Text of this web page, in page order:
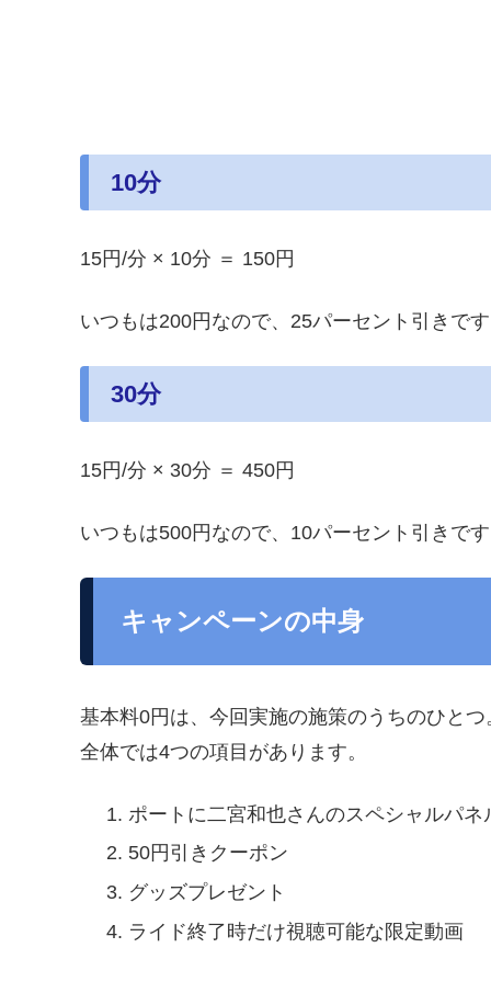
10分
15円/分 × 10分 ＝ 150円
いつもは200円なので、25パーセント引きで
30分
15円/分 × 30分 ＝ 450円
いつもは500円なので、10パーセント引きで
キャンペーンの中身
基本料0円は、今回実施の施策のうちのひとつ
全体では4つの項目があります。
ポートに二宮和也さんのスペシャルパネ
50円引きクーポン
グッズプレゼント
ライド終了時だけ視聴可能な限定動画